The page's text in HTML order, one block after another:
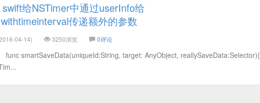
swift给NSTimer中通过userInfo给
传递额外的参数
04-14) 3250浏览 0评论
smartSaveData(uniqueId:String, target: AnyObject, reallySaveData:Selector){